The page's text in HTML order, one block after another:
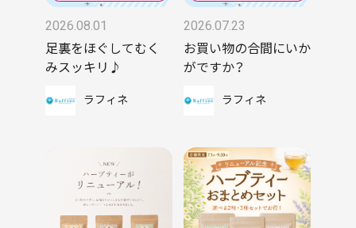
2026.08.01
足裏をほぐしてむく
みスッキリ♪
ラフィネ
2026.07.23
お買い物の合間にいか
がですか？
ラフィネ